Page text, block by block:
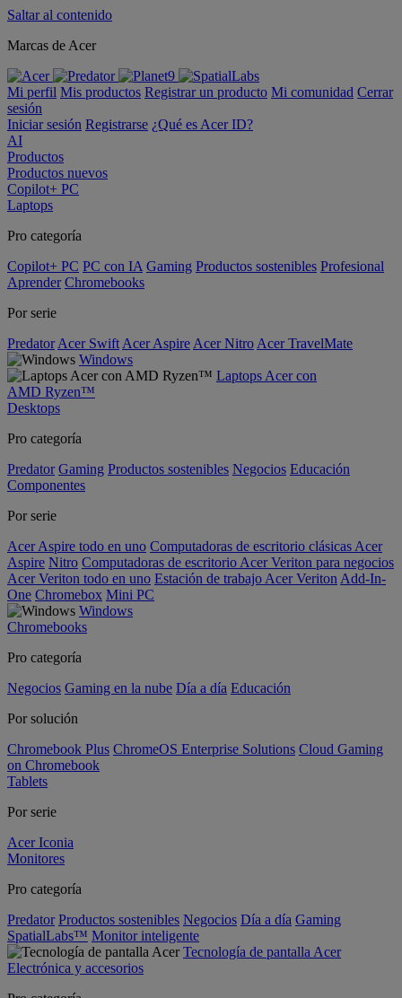
Saltar al contenido
Marcas de Acer
Mi perfil Mis productos Registrar un producto Mi comunidad Cerrar
sesión
Iniciar sesión Registrarse ¿Qué es Acer ID?
AI
Productos
Productos nuevos
Copilot+ PC
Laptops
Pro categoría
Copilot+ PC PC con IA Gaming Productos sostenibles Profesional
Aprender Chromebooks
Por serie
Predator Acer Swift Acer Aspire Acer Nitro Acer TravelMate
Windows
Laptops Acer con
AMD Ryzen™
Desktops
Pro categoría
Predator Gaming Productos sostenibles Negocios Educación
Componentes
Por serie
Acer Aspire todo en uno Computadoras de escritorio clásicas Acer
Aspire Nitro Computadoras de escritorio Acer Veriton para negocios
Acer Veriton todo en uno Estación de trabajo Acer Veriton Add-In-
One Chromebox Mini PC
Windows
Chromebooks
Pro categoría
Negocios Gaming en la nube Día a día Educación
Por solución
Chromebook Plus ChromeOS Enterprise Solutions Cloud Gaming
on Chromebook
Tablets
Por serie
Acer Iconia
Monitores
Pro categoría
Predator Productos sostenibles Negocios Día a día Gaming
SpatialLabs™ Monitor inteligente
Tecnología de pantalla Acer
Electrónica y accesorios